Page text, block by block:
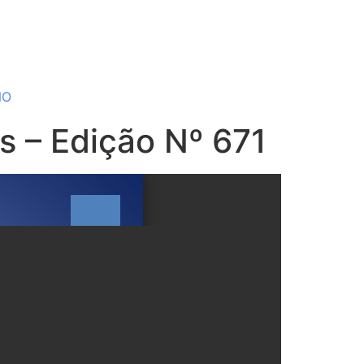
Edição Nº 671